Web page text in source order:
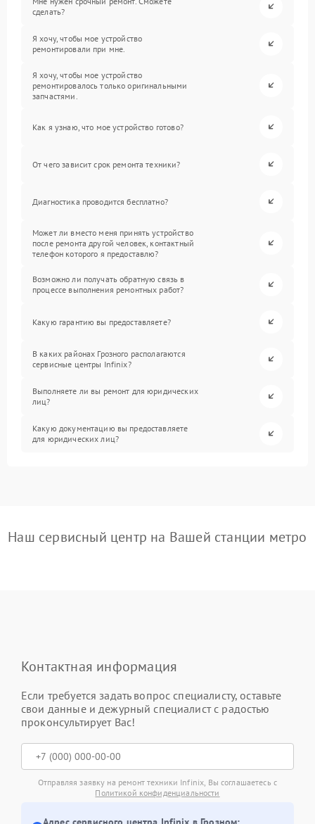
сделать?
Я хочу, чтобы мое устройство
ремонтировали при мне.
Я хочу, чтобы мое устройство
ремонтировалось только оригинальными
запчастями.
Как я узнаю, что мое устройство готово?
От чего зависит срок ремонта техники?
Диагностика проводится бесплатно?
Может ли вместо меня принять устройство
после ремонта другой человек, контактный
телефон которого я предоставлю?
Возможно ли получать обратную связь в
процессе выполнения ремонтных работ?
Какую гарантию вы предоставляете?
В каких районах Грозного располагаются
сервисные центры Infinix?
Выполняете ли вы ремонт для юридических
лиц?
Какую документацию вы предоставляете
для юридических лиц?
Наш сервисный центр на Вашей станции метро
Контактная информация
Если требуется задать вопрос специалисту, оставьте
свои данные и дежурный специалист с радостью
проконсультирует Вас!
Отправляя заявку на ремонт техники Infinix, Вы соглашаетесь с
Политикой конфиденциальности